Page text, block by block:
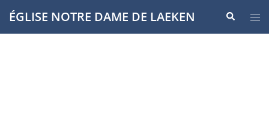
Aller
auÉGLISE NOTRE DAME DE LAEKEN
le